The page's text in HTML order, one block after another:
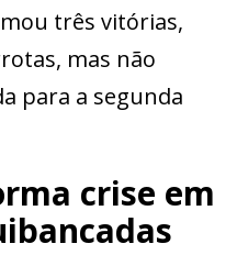
três vitórias,
mas não
para a segunda
crise em